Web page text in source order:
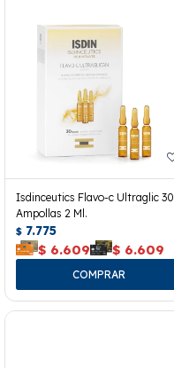
Isdinceutics Flavo-c Ultraglic 30
Ampollas 2 Ml.
$ 7.775
$ 6.609 $ 6.609